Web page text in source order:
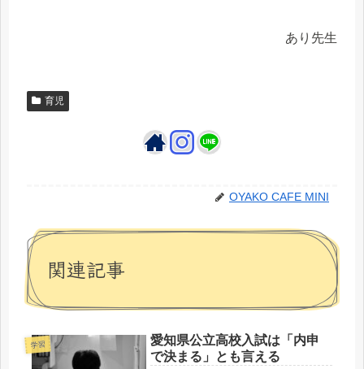
あり先生
育児
OYAKO CAFE MINI
関連記事
学習
愛知県公立高校入試は「内申
で決まる」とも言える